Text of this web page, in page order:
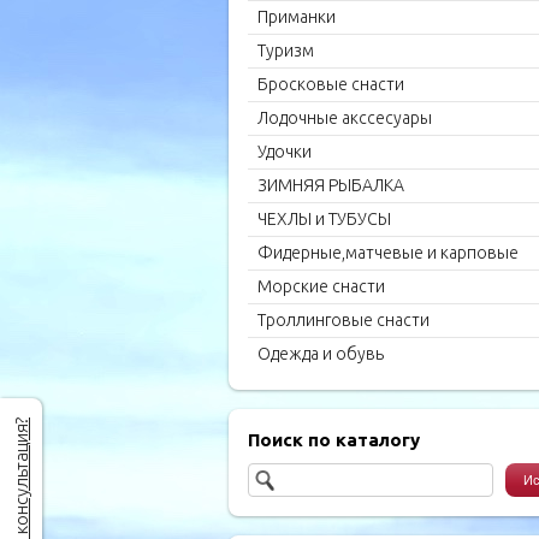
Приманки
Туризм
Бросковые снасти
Лодочные акссесуары
Удочки
ЗИМНЯЯ РЫБАЛКА
ЧЕХЛЫ и ТУБУСЫ
Фидерные,матчевые и карповые
удилища
Морские снасти
Троллинговые снасти
Одежда и обувь
Поиск по каталогу